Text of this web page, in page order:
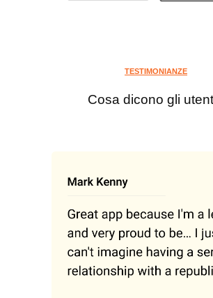
TESTIMONIANZE
Cosa dicono gli